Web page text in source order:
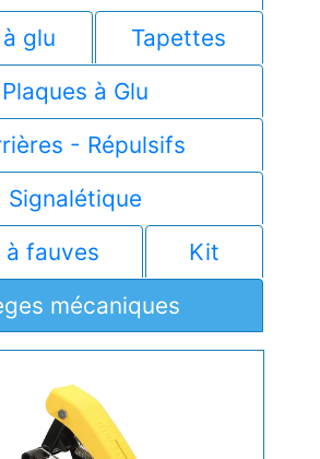
glu
Tapettes
Plaques à Glu
- Répulsifs
Signalétique
à fauves
Kit
mécaniques